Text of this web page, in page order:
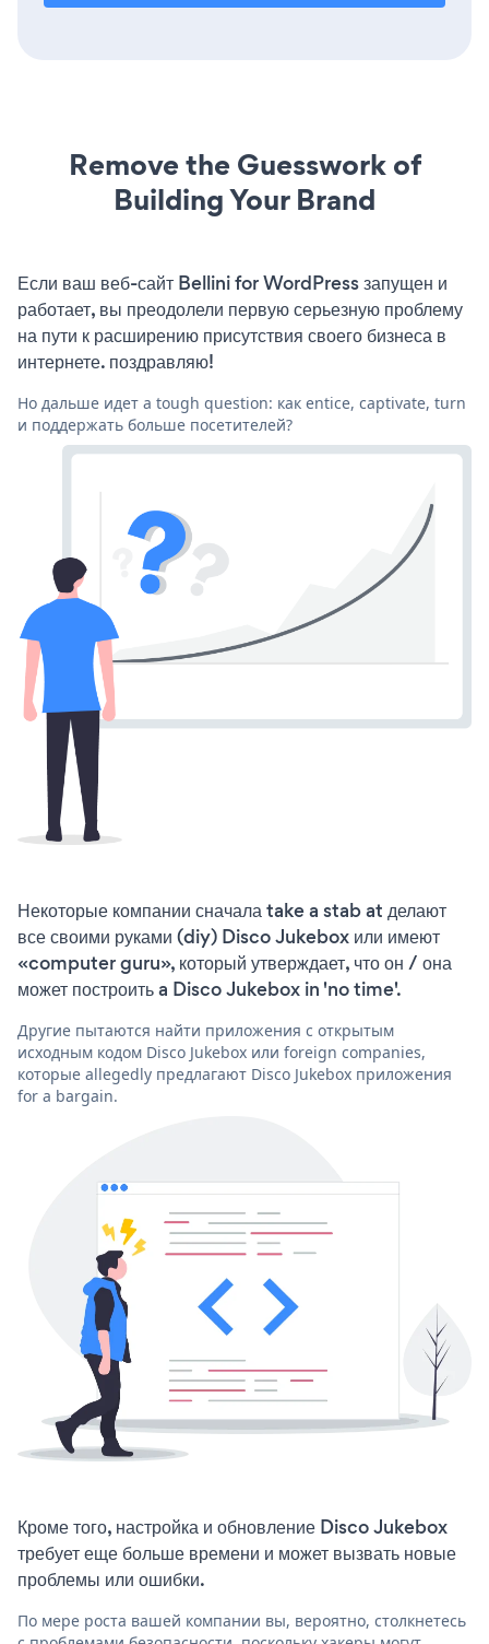
Remove the Guesswork of
Building Your Brand
Если ваш веб-сайт Bellini for WordPress запущен и
работает, вы преодолели первую серьезную проблему
на пути к расширению присутствия своего бизнеса в
интернете. поздравляю!
Но дальше идет a tough question: как entice, captivate, turn
и поддержать больше посетителей?
Некоторые компании сначала take a stab at делают
все своими руками (diy) Disco Jukebox или имеют
«computer guru», который утверждает, что он / она
может построить a Disco Jukebox in 'no time'.
Другие пытаются найти приложения с открытым
исходным кодом Disco Jukebox или foreign companies,
которые allegedly предлагают Disco Jukebox приложения
for a bargain.
Кроме того, настройка и обновление Disco Jukebox
требует еще больше времени и может вызвать новые
проблемы или ошибки.
По мере роста вашей компании вы, вероятно, столкнетесь